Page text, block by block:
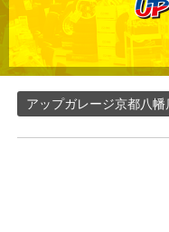
アップガレージ京都八幡